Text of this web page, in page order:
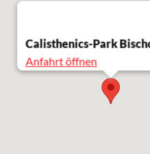
Calisthenics-Park
Anfahrt öffnen